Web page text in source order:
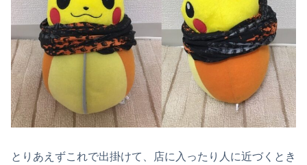
とりあえずこれで出掛けて、店に入ったり人に近づくとき